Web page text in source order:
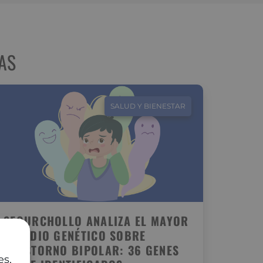
SALUD Y BIENESTAR
SEGURCHOLLO ANALIZA EL MAYOR
ESTUDIO GENÉTICO SOBRE
TRASTORNO BIPOLAR: 36 GENES